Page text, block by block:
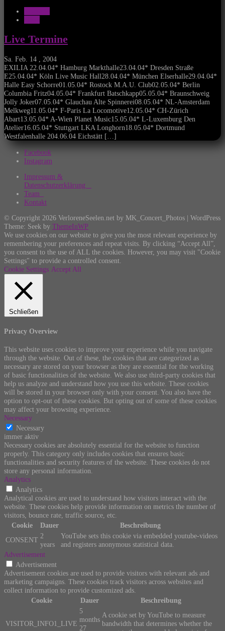
Live Termine
Sa. Feb. 14 , 2004
EXILIA 22.04.04* Hamburg Markthalle23.04.04* Dresden Straße
E25.04.04* Köln Live Music Hall28.04.04* München Elserhalle29.04.04*
Halle Easy Schorre01.05.04* Rostock M.A.U. Club02.05.04* Berlin
Columbia Fritz04.05.04* Frankfurt Batschkapp05.05.04* Braunschweig
Jolly Joker07.05.04* Glauchau Alte Spinnerei08.05.04* NL-Amsterdam
Melkweg11.05.04* F-Paris La Locomotive12.05.04* CH-Zürich
Abart13.05.04* A-Wien Planet Music15.05.04* L-Luxemburg Den
Atelier16.05.04* Stuttgart LKA Longhorn18.05.04* Dortmund
Westfalenhalle 204.06.04 Eichstätt […]
Facebook
Instagram
Impressum &
Datenschutzerklärung
Team
Kontakt
© Copyright 2026 VerloreneSeelen.net by MK_Concert_Photos | WordPress
Theme: Seek by ThemeInWP
We use cookies on our website to give you the most relevant experience by
remembering your preferences and repeat visits. By clicking “Accept All”,
you consent to the use of ALL the cookies. However, you may visit "Cookie
Settings" to provide a controlled consent.
Cookie Settings Accept All
Schließen
Privacy Overview
This website uses cookies to improve your experience while you navigate
through the website. Out of these, the cookies that are categorized as
necessary are stored on your browser as they are essential for the working
of basic functionalities of the website. We also use third-party cookies that
help us analyze and understand how you use this website. These cookies
will be stored in your browser only with your consent. You also have the
option to opt-out of these cookies. But opting out of some of these cookies
may affect your browsing experience.
Necessary
Necessary
immer aktiv
Necessary cookies are absolutely essential for the website to function
properly. This category only includes cookies that ensures basic
functionalities and security features of the website. These cookies do not
store any personal information.
Analytics
Analytics
Analytical cookies are used to understand how visitors interact with the
website. These cookies help provide information on metrics the number of
visitors, bounce rate, traffic source, etc.
Cookie
Dauer
Beschreibung
CONSENT 2
years
YouTube sets this cookie via embedded youtube-videos
and registers anonymous statistical data.
Advertisement
Advertisement
Advertisement cookies are used to provide visitors with relevant ads and
marketing campaigns. These cookies track visitors across websites and
collect information to provide customized ads.
Cookie
Dauer Beschreibung
VISITOR_INFO1_LIVE
5
months
27
A cookie set by YouTube to measure
bandwidth that determines whether the